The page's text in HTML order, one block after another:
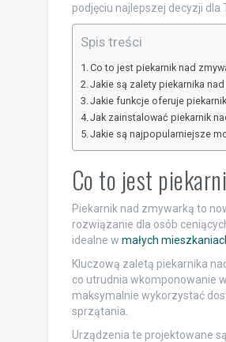
podjęciu najlepszej decyzji dla
Spis treści
Co to jest piekarnik nad
Jakie są zalety piekarnika
Jakie funkcje oferuje
Jak zainstalować piekarnik
Jakie są najpopularniejsze
Co to jest
Piekarnik nad zmywarką to
rozwiązanie dla osób
idealne w małych
Kluczową zaletą piekarnika
co utrudnia wkomponowanie
maksymalnie wykorzystać
sprzątania.
Urządzenia te projektowane